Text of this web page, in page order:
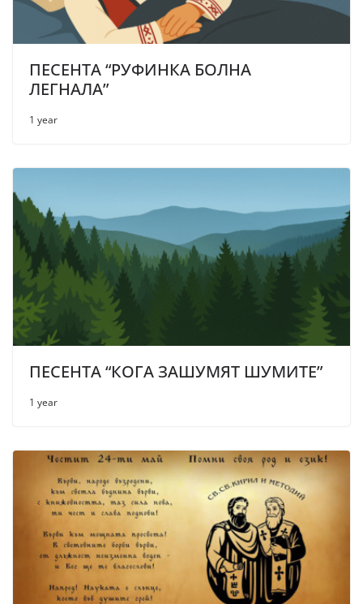
ПЕСЕНТА “РУФИНКА БОЛНА
ЛЕГНАЛА”
1 year
ПЕСЕНТА “КОГА ЗАШУМЯТ ШУМИТЕ”
1 year